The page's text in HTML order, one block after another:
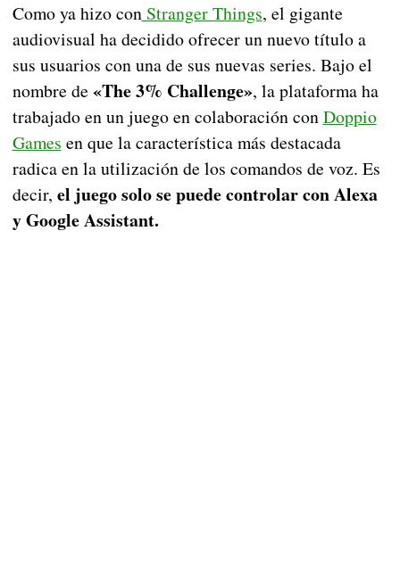
Como ya hizo conStranger Things, el gigante
audiovisual ha decidido ofrecer un nuevo título a
sus usuarios con una de sus nuevas series. Bajo el
nombre de «The 3% Challenge», la plataforma ha
trabajado en un juego en colaboración conDoppio
Games en que la característica más destacada
radica en la utilización de los comandos de voz. Es
decir, el juego solo se puede controlar con Alexa
y Google Assistant.